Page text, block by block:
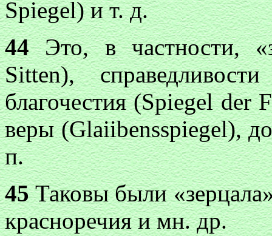
Spiegel) и т. д.
44Это, в частности,
Sitten),
благочестия (Spiegel der
веры (Glaiibensspiegel),
п.
45Таковы были
красноречия и мн. др.